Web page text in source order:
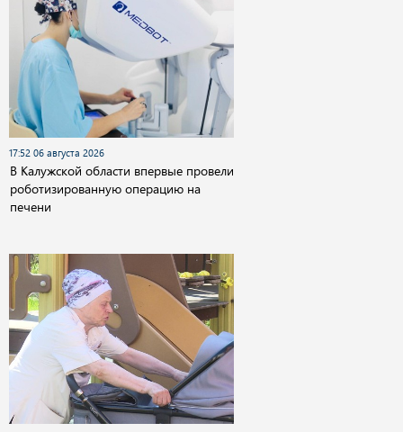
17:52 06 августа 2026
В Калужской области впервые провели
роботизированную операцию на
печени